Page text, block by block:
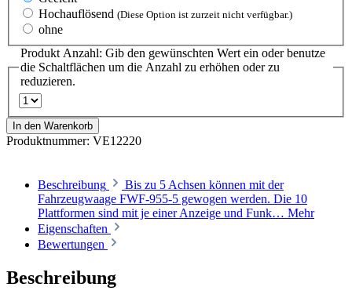
Hochauflösend (Diese Option ist zurzeit nicht verfügbar.)
ohne
Produkt Anzahl: Gib den gewünschten Wert ein oder benutze
die Schaltflächen um die Anzahl zu erhöhen oder zu
reduzieren.
In den Warenkorb
Produktnummer: VE12220
Beschreibung
Bis zu 5 Achsen können mit der
Fahrzeugwaage FWF-955-5 gewogen werden. Die 10
Plattformen sind mit je einer Anzeige und Funk… Mehr
Eigenschaften
Bewertungen
Beschreibung